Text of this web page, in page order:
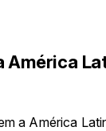
a América